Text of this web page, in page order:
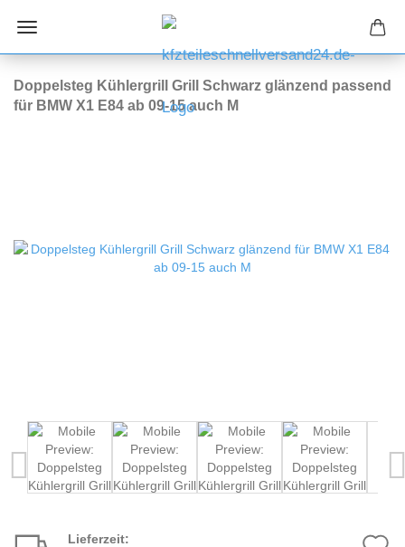
Doppelsteg Kühlergrill Grill Schwarz glänzend passend
für BMW X1 E84 ab 09-15 auch M
Lieferzeit: